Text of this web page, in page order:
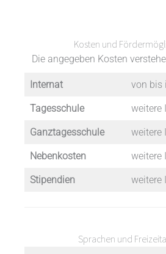
Kosten und
Die angegeben Kosten
Internat von bis
Tagesschule weitere
Ganztagesschule weitere
Nebenkosten weitere
Stipendien weitere
Sprachen und